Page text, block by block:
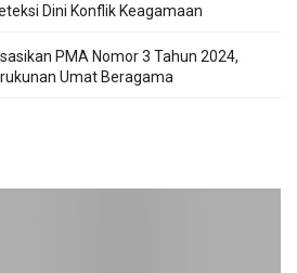
Dini Konflik Keagamaan
PMA Nomor 3 Tahun 2024,
Umat Beragama